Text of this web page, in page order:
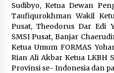
Respons
Kota
Roboh
Bantuan
5 Agustus
Sudibyo, Ketua Dewan
Taufiqurokhman Wakil
Pusat, Theodorus Dar Edi
SMSI Pusat, Banjar
Ketua Umum FORMAS
Rian Ali Akbar Ketua LKBH
Provinsi se- Indonesia dan